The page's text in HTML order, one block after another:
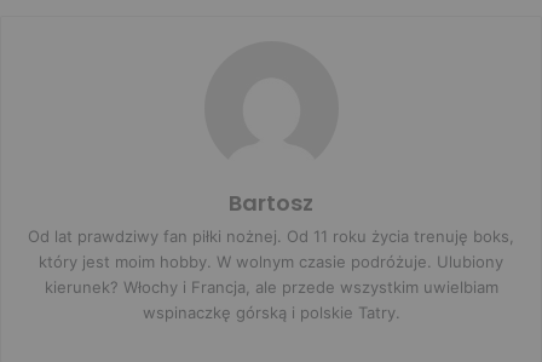
Bartosz
Od lat prawdziwy fan piłki nożnej. Od 11 roku życia trenuję boks,
który jest moim hobby. W wolnym czasie podróżuje. Ulubiony
kierunek? Włochy i Francja, ale przede wszystkim uwielbiam
wspinaczkę górską i polskie Tatry.